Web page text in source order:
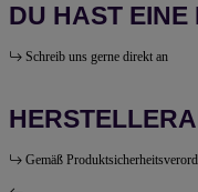
DU HAST EINE
Schreib uns gerne direkt an
Gemäß